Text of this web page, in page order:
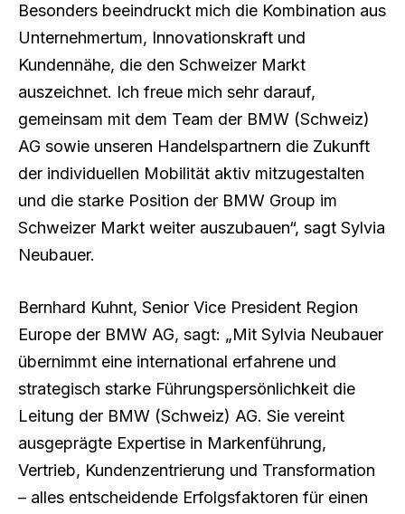
Besonders beeindruckt mich die Kombination aus
Unternehmertum, Innovationskraft und
Kundennähe, die den Schweizer Markt
auszeichnet. Ich freue mich sehr darauf,
gemeinsam mit dem Team der BMW (Schweiz)
AG sowie unseren Handelspartnern die Zukunft
der individuellen Mobilität aktiv mitzugestalten
und die starke Position der BMW Group im
Schweizer Markt weiter auszubauen“, sagt Sylvia
Neubauer.
Bernhard Kuhnt, Senior Vice President Region
Europe der BMW AG, sagt: „Mit Sylvia Neubauer
übernimmt eine international erfahrene und
strategisch starke Führungspersönlichkeit die
Leitung der BMW (Schweiz) AG. Sie vereint
ausgeprägte Expertise in Markenführung,
Vertrieb, Kundenzentrierung und Transformation
– alles entscheidende Erfolgsfaktoren für einen